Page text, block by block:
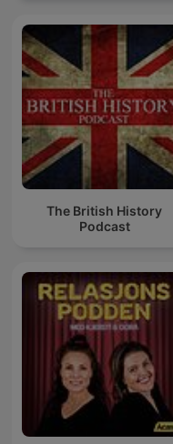
The British History
Podcast